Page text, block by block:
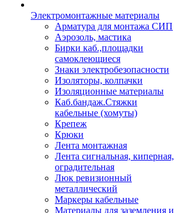
Электромонтажные материалы
Арматура для монтажа СИП
Аэрозоль, мастика
Бирки каб.,площадки
самоклеющиеся
Знаки электробезопасности
Изоляторы, колпачки
Изоляционные материалы
Каб.бандаж.Стяжки
кабельные (хомуты)
Крепеж
Крюки
Лента монтажная
Лента сигнальная, киперная,
оградительная
Люк ревизионный
металлический
Маркеры кабельные
Материалы для заземления и